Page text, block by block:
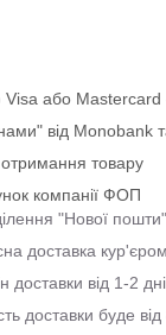
або Mastercard
від Monobank
товару
компанії ФОП
"Нової пошти"
доставка кур'єром
доставки від 1-2
доставки буде від